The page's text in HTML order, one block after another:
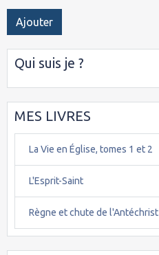
Ajouter
Qui suis je ?
MES LIVRES
La Vie en Église, tomes 1 et 2
L'Esprit-Saint
Règne et chute de l'Antéchrist